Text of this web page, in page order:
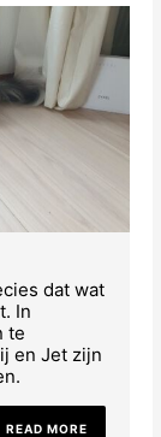
dat wat
In
te
en Jet zijn
READ MORE